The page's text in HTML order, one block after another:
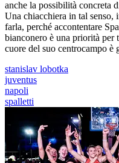
anche la possibilità concreta
Una chiacchiera in tal senso,
farla, perché accontentare
bianconero è una priorità per
cuore del suo centrocampo è
stanislav lobotka
juventus
napoli
spalletti